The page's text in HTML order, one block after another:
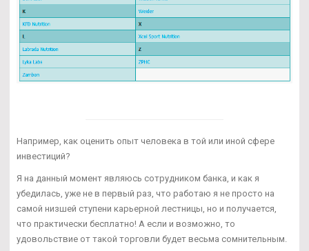
Например, как оценить опыт человека в той или иной сфере
инвестиций?
Я на данный момент являюсь сотрудником банка, и как я
убедилась, уже не в первый раз, что работаю я не просто на
самой низшей ступени карьерной лестницы, но и получается,
что практически бесплатно! А если и возможно, то
удовольствие от такой торговли будет весьма сомнительным.